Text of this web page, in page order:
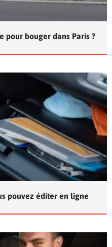
pour bouger dans Paris ?
pouvez éditer en ligne